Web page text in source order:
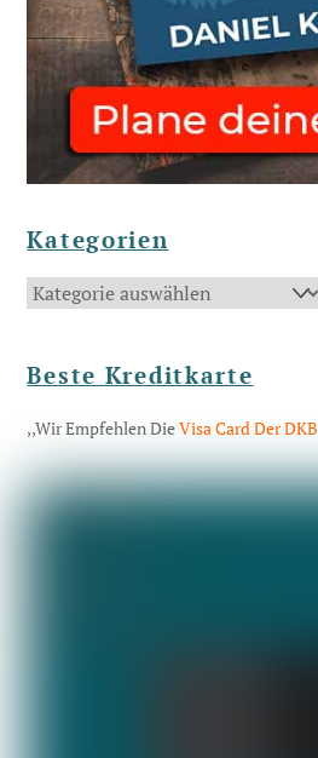
Kategorien
Kategorien
Beste Kreditkarte
,,Wir Empfehlen DieVisa Card Der DKB